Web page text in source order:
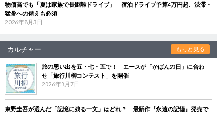
物価高でも「夏は家族で長距離ドライブ」 宿泊ドライブ予算4万円超、渋滞・
猛暑への備えも必須
2026年8月3日
カルチャー もっと見る
旅の思い出を五・七・五で！ エースが「かばんの日」に合わ
せ「旅行川柳コンテスト」を開催
2026年8月7日
東野圭吾が選んだ「記憶に残る一文」はどれ？ 最新作『永遠の記憶』発売で